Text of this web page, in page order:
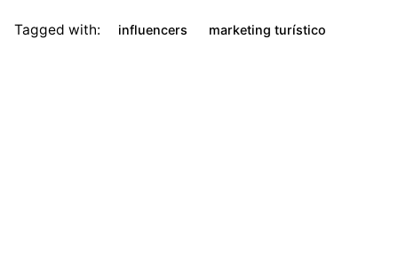
Tagged with: influencers marketing turístico